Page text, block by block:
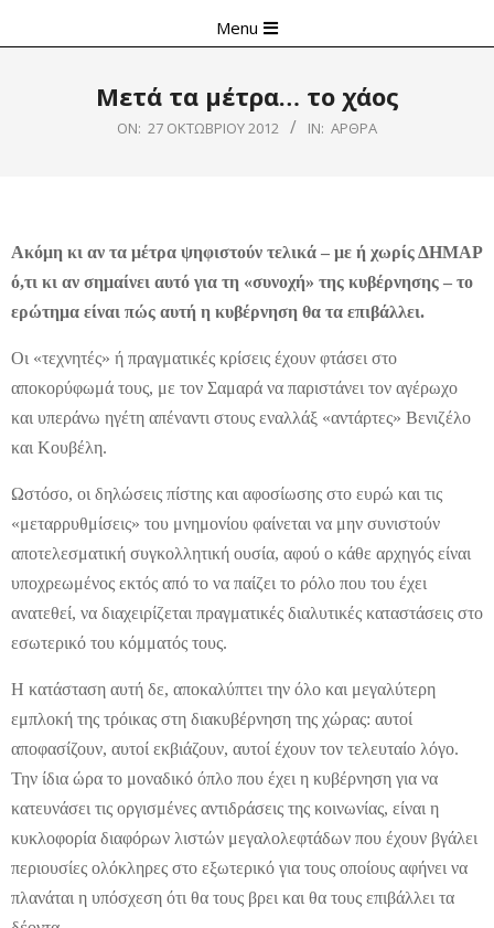
Navigation
Menu
Μετά τα μέτρα… το χάος
ON: 27 ΟΚΤΩΒΡΊΟΥ 2012 IN: ΆΡΘΡΑ
Ακόμη κι αν τα μέτρα ψηφιστούν τελικά – με ή χωρίς ΔΗΜΑΡ
ό,τι κι αν σημαίνει αυτό για τη «συνοχή» της κυβέρνησης – το
ερώτημα είναι πώς αυτή η κυβέρνηση θα τα επιβάλλει.
Οι «τεχνητές» ή πραγματικές κρίσεις έχουν φτάσει στο
αποκορύφωμά τους, με τον Σαμαρά να παριστάνει τον αγέρωχο
και υπεράνω ηγέτη απέναντι στους εναλλάξ «αντάρτες» Βενιζέλο
και Κουβέλη.
Ωστόσο, οι δηλώσεις πίστης και αφοσίωσης στο ευρώ και τις
«μεταρρυθμίσεις» του μνημονίου φαίνεται να μην συνιστούν
αποτελεσματική συγκολλητική ουσία, αφού ο κάθε αρχηγός είναι
υποχρεωμένος εκτός από το να παίζει το ρόλο που του έχει
ανατεθεί, να διαχειρίζεται πραγματικές διαλυτικές καταστάσεις στο
εσωτερικό του κόμματός τους.
Η κατάσταση αυτή δε, αποκαλύπτει την όλο και μεγαλύτερη
εμπλοκή της τρόικας στη διακυβέρνηση της χώρας: αυτοί
αποφασίζουν, αυτοί εκβιάζουν, αυτοί έχουν τον τελευταίο λόγο.
Την ίδια ώρα το μοναδικό όπλο που έχει η κυβέρνηση για να
κατευνάσει τις οργισμένες αντιδράσεις της κοινωνίας, είναι η
κυκλοφορία διαφόρων λιστών μεγαλολεφτάδων που έχουν βγάλει
περιουσίες ολόκληρες στο εξωτερικό για τους οποίους αφήνει να
πλανάται η υπόσχεση ότι θα τους βρει και θα τους επιβάλλει τα